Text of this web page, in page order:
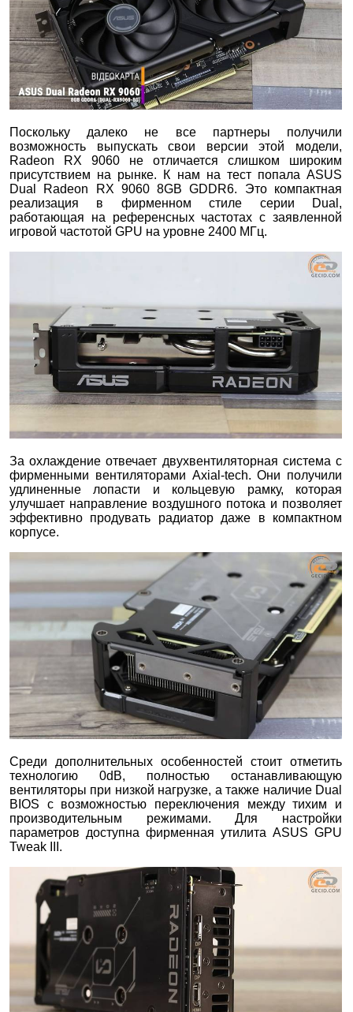
Поскольку далеко не все партнеры получили
возможность выпускать свои версии этой модели,
Radeon RX 9060 не отличается слишком широким
присутствием на рынке. К нам на тест попала ASUS
Dual Radeon RX 9060 8GB GDDR6. Это компактная
реализация в фирменном стиле серии Dual,
работающая на референсных частотах с заявленной
игровой частотой GPU на уровне 2400 МГц.
За охлаждение отвечает двухвентиляторная система с
фирменными вентиляторами Axial-tech. Они получили
удлиненные лопасти и кольцевую рамку, которая
улучшает направление воздушного потока и позволяет
эффективно продувать радиатор даже в компактном
корпусе.
Среди дополнительных особенностей стоит отметить
технологию 0dB, полностью останавливающую
вентиляторы при низкой нагрузке, а также наличие Dual
BIOS с возможностью переключения между тихим и
производительным режимами. Для настройки
параметров доступна фирменная утилита ASUS GPU
Tweak III.